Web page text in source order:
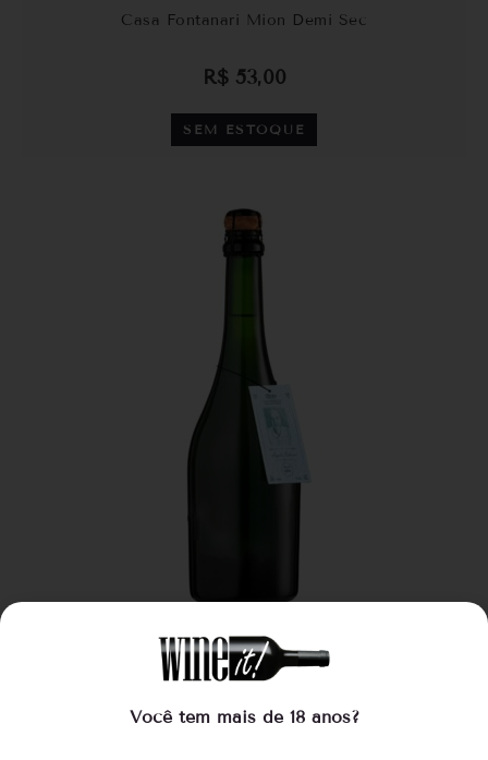
Casa Fontanari Mion Demi Sec
R$53,00
SEM ESTOQUE
Casa Pedrucci Ângelo Pedrucci Brut Orgânico
R$128,00
Você tem mais de 18 anos?